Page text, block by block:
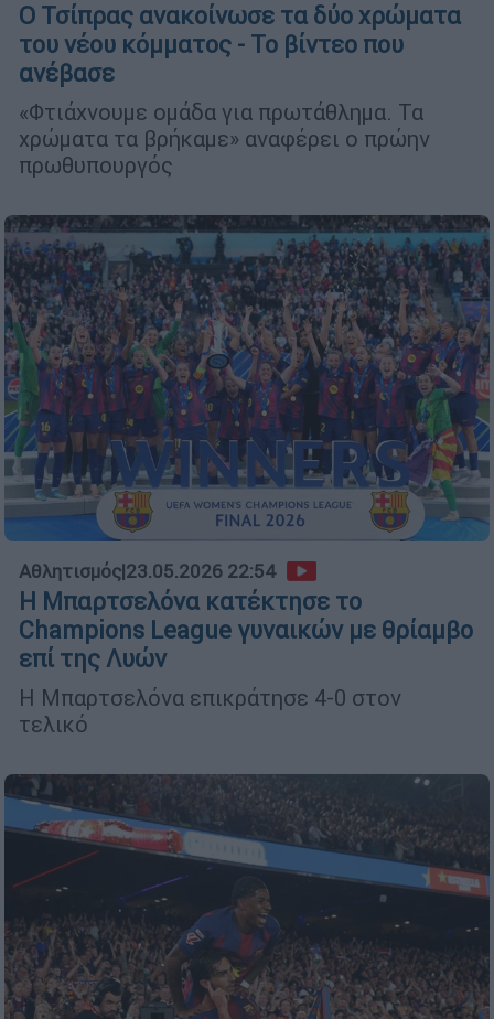
Ο Τσίπρας ανακοίνωσε τα δύο χρώματα
του νέου κόμματος - Το βίντεο που
ανέβασε
«Φτιάχνουμε ομάδα για πρωτάθλημα. Τα
χρώματα τα βρήκαμε» αναφέρει ο πρώην
πρωθυπουργός
Αθλητισμός|23.05.2026 22:54
Η Μπαρτσελόνα κατέκτησε το
Champions League γυναικών με θρίαμβο
επί της Λυών
Η Μπαρτσελόνα επικράτησε 4-0 στον
τελικό